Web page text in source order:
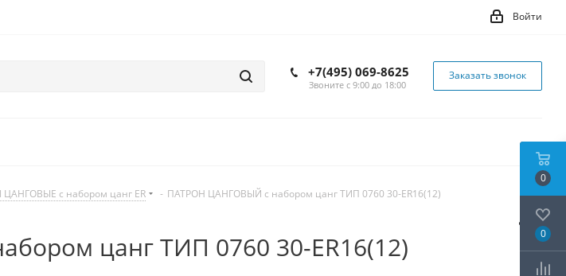
Войти
+7(495) 069-8625
Звоните с 9:00 до 18:00
Заказать звонок
с набором цанг ER - ПАТРОН ЦАНГОВЫЙ с набором цанг ТИП 0760 30-ER16(12)
цанг ТИП 0760 30-ER16(12)
0
0